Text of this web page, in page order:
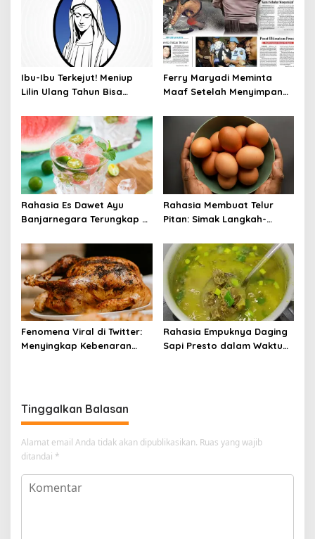
Ibu-Ibu Terkejut! Meniup
Lilin Ulang Tahun Bisa
Ferry Maryadi Meminta
Maaf Setelah Menyimpan
Rahasia Es Dawet Ayu
Banjarnegara Terungkap di
Rahasia Membuat Telur
Pitan: Simak Langkah-
Panduannya
Fenomena Viral di Twitter:
Menyingkap Kebenaran
Rahasia Empuknya Daging
Sapi Presto dalam Waktu
Tinggalkan Balasan
Alamat email Anda tidak akan dipublikasikan. Ruas yang wajib
ditandai *